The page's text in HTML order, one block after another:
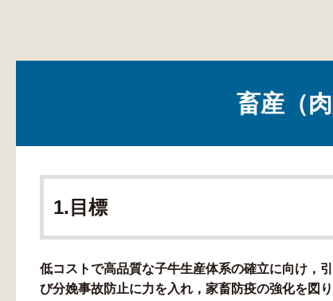
畜産（
1.目標
低コストで高品質な子牛生産体系の確立に向け，
び分娩事故防止に力を入れ，家畜防疫の強化を図